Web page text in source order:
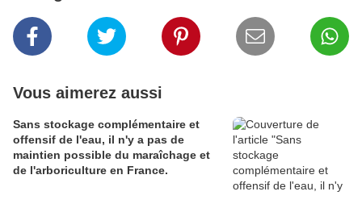
Vous aimerez aussi
Sans stockage complémentaire et
offensif de l'eau, il n'y a pas de
maintien possible du maraîchage et
de l'arboriculture en France.